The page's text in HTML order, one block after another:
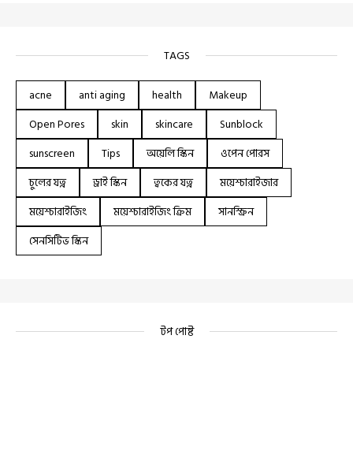
TAGS
acne anti aging health
Makeup
Open Pores
skin skincare
Sunblock
sunscreen
Tips অয়েলি স্কিন
ওপেন পোরস
চুলের যত্ন
ড্রাই স্কিন ত্বকের যত্ন
ময়েশ্চারাইজার
ময়েশ্চারাইজিং
ময়েশ্চারাইজিং ক্রিম
সানস্ক্রিন
সেনসিটিভ স্কিন
টপ পোষ্ট